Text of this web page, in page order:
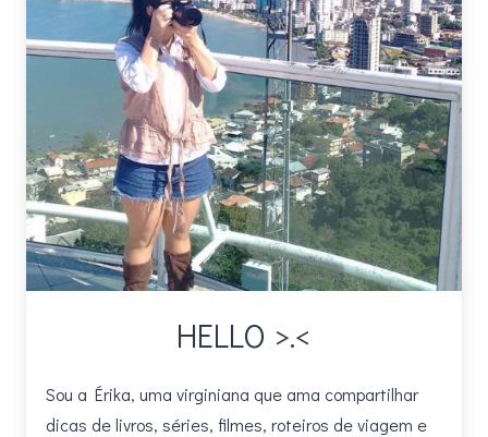
HELLO >.<
Sou a Érika, uma virginiana que ama compartilhar
dicas de livros, séries, filmes, roteiros de viagem e